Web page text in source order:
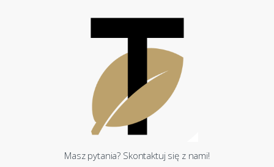
Masz pytania? Skontaktuj się z nami!